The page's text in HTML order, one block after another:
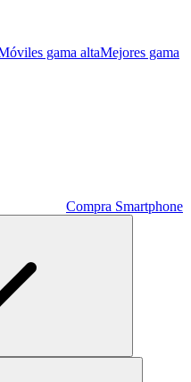
gama altaMejores gama
Compra Smartphone